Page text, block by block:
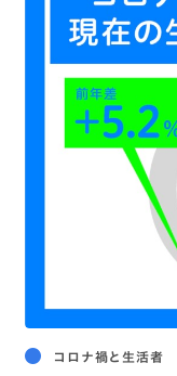
コロナ禍と生活者